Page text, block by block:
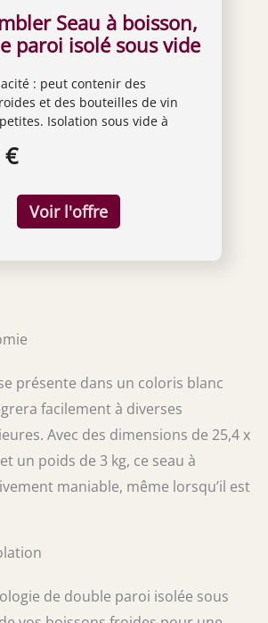
Seau à boisson,
paroi isolé sous vide
: peut contenir des
et des bouteilles de vin
Isolation sous vide à
froides. Poignée rotative : la
de boissons. Anneau
pour pieds d'ours : aide à éviter
indésirables, les glissements
présente dans un coloris blanc
facilement à diverses
Avec des dimensions de 25,4 x
un poids de 3 kg, ce seau à
maniable, même lorsqu’il est
de double paroi isolée sous